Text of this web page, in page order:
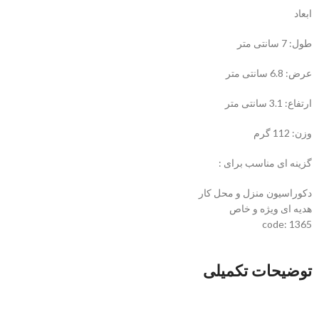
ابعاد
طول: 7 سانتی متر
عرض: 6.8 سانتی متر
ارتفاع: 3.1 سانتی متر
وزن: 112 گرم
گزینه ای مناسب برای :
دکوراسیون منزل و محل کار
هدیه ای ویژه و خاص
code: 1365
توضیحات تکمیلی